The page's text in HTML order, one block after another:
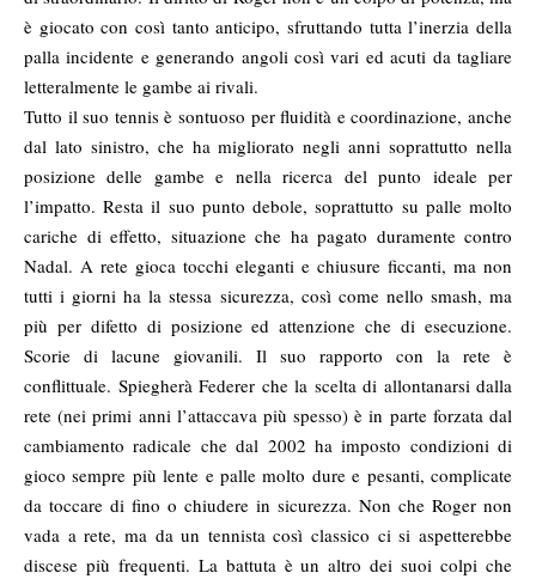
è giocato con così tanto anticipo, sfruttando tutta l’inerzia della
palla incidente e generando angoli così vari ed acuti da tagliare
letteralmente le gambe ai rivali.
Tutto il suo tennis è sontuoso per fluidità e coordinazione, anche
dal lato sinistro, che ha migliorato negli anni soprattutto nella
posizione delle gambe e nella ricerca del punto ideale per
l’impatto. Resta il suo punto debole, soprattutto su palle molto
cariche di effetto, situazione che ha pagato duramente contro
Nadal. A rete gioca tocchi eleganti e chiusure ficcanti, ma non
tutti i giorni ha la stessa sicurezza, così come nello smash, ma
più per difetto di posizione ed attenzione che di esecuzione.
Scorie di lacune giovanili. Il suo rapporto con la rete è
conflittuale. Spiegherà Federer che la scelta di allontanarsi dalla
rete (nei primi anni l’attaccava più spesso) è in parte forzata dal
cambiamento radicale che dal 2002 ha imposto condizioni di
gioco sempre più lente e palle molto dure e pesanti, complicate
da toccare di fino o chiudere in sicurezza. Non che Roger non
vada a rete, ma da un tennista così classico ci si aspetterebbe
discese più frequenti. La battuta è un altro dei suoi colpi che